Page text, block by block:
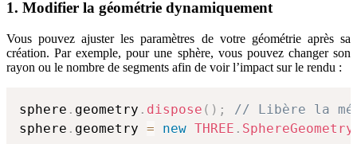
1. Modifier la géométrie dynamiquement
Vous pouvez ajuster les paramètres de votre géométrie après sa
création. Par exemple, pour une sphère, vous pouvez changer son
rayon ou le nombre de segments afin de voir l’impact sur le rendu :
sphere . geometry . dispose ( ) ;
// Libère la
sphere . geometry = new THREE . SphereGeometry